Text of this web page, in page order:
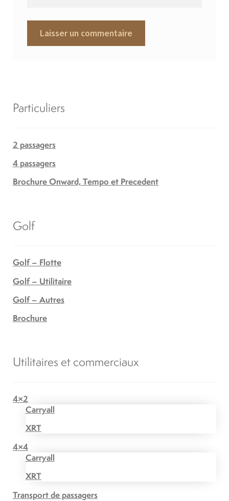
Particuliers
2 passagers
4 passagers
Brochure Onward, Tempo et Precedent
Golf
Golf – Flotte
Golf – Utilitaire
Golf – Autres
Brochure
Utilitaires et commerciaux
4×2
Carryall
XRT
4×4
Carryall
XRT
Transport de passagers